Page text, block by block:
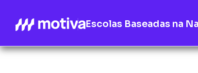
Escolas Baseadas na